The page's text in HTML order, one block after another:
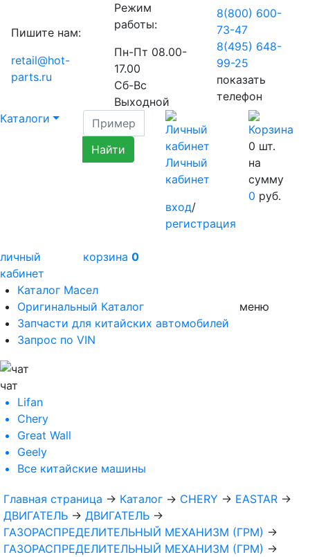
Пишите нам:
retail@hot-
parts.ru
Режим
работы:
Пн-Пт 08.00-
17.00
Сб-Вс
Выходной
8(800) 600-
73-47
8(495) 648-
99-25
показать
телефон
Каталоги
Личный
кабинет
вход/
регистрация
0 шт.
на
сумму
0 руб.
личный
кабинет
корзина 0
Каталог Масел
Оригинальный Каталог
Запчасти для китайских автомобилей
Запрос по VIN
меню
чат
Lifan
Chery
Great Wall
Geely
Все китайские машины
Главная страница → Каталог → CHERY → EASTAR →
ДВИГАТЕЛЬ → ДВИГАТЕЛЬ →
ГАЗОРАСПРЕДЕЛИТЕЛЬНЫЙ МЕХАНИЗМ (ГРМ) →
ГАЗОРАСПРЕДЕЛИТЕЛЬНЫЙ МЕХАНИЗМ (ГРМ) →